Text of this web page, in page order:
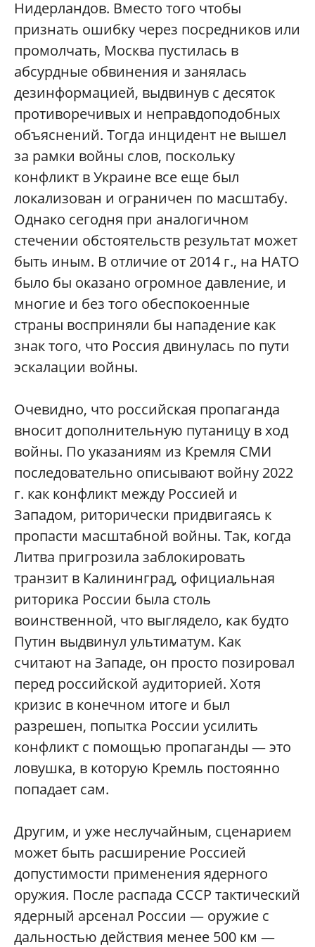
Нидерландов. Вместо того чтобы
признать ошибку через посредников или
промолчать, Москва пустилась в
абсурдные обвинения и занялась
дезинформацией, выдвинув с десяток
противоречивых и неправдоподобных
объяснений. Тогда инцидент не вышел
за рамки войны слов, поскольку
конфликт в Украине все еще был
локализован и ограничен по масштабу.
Однако сегодня при аналогичном
стечении обстоятельств результат может
быть иным. В отличие от 2014 г., на НАТО
было бы оказано огромное давление, и
многие и без того обеспокоенные
страны восприняли бы нападение как
знак того, что Россия двинулась по пути
эскалации войны.
Очевидно, что российская пропаганда
вносит дополнительную путаницу в ход
войны. По указаниям из Кремля СМИ
последовательно описывают войну 2022
г. как конфликт между Россией и
Западом, риторически придвигаясь к
пропасти масштабной войны. Так, когда
Литва пригрозила заблокировать
транзит в Калининград, официальная
риторика России была столь
воинственной, что выглядело, как будто
Путин выдвинул ультиматум. Как
считают на Западе, он просто позировал
перед российской аудиторией. Хотя
кризис в конечном итоге и был
разрешен, попытка России усилить
конфликт с помощью пропаганды — это
ловушка, в которую Кремль постоянно
попадает сам.
Другим, и уже неслучайным, сценарием
может быть расширение Россией
допустимости применения ядерного
оружия. После распада СССР тактический
ядерный арсенал России — оружие с
дальностью действия менее 500 км —